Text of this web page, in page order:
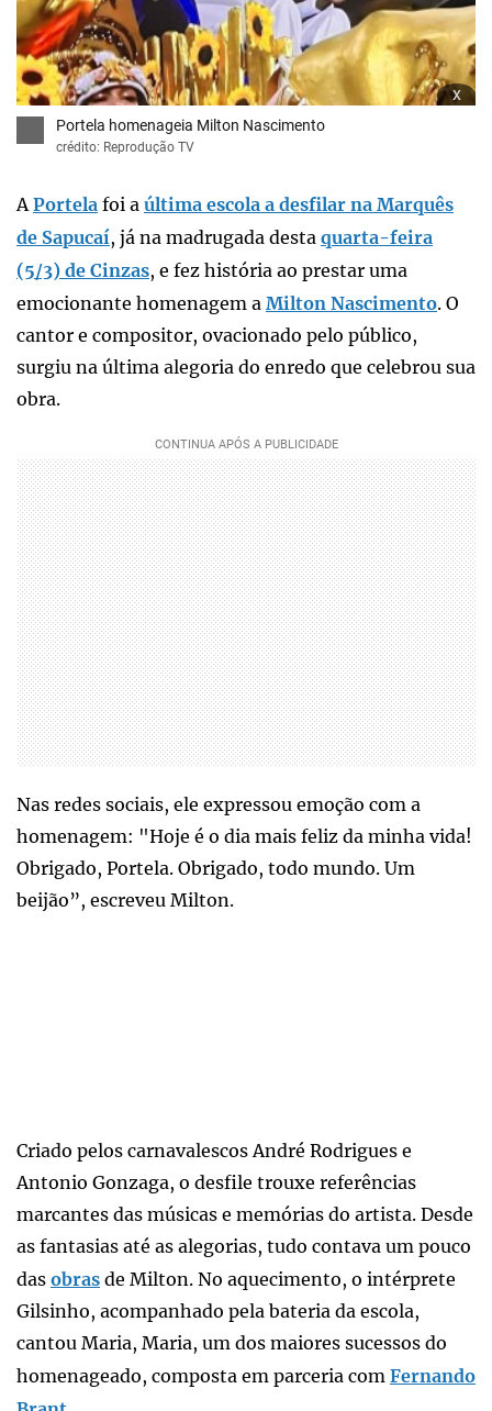
x
Portela homenageia Milton Nascimento
crédito: Reprodução TV
A Portela foi a última escola a desfilar na Marquês
de Sapucaí, já na madrugada desta quarta-feira
(5/3) de Cinzas, e fez história ao prestar uma
emocionante homenagem a Milton Nascimento. O
cantor e compositor, ovacionado pelo público,
surgiu na última alegoria do enredo que celebrou sua
obra.
Nas redes sociais, ele expressou emoção com a
homenagem: "Hoje é o dia mais feliz da minha vida!
Obrigado, Portela. Obrigado, todo mundo. Um
beijão”, escreveu Milton.
Criado pelos carnavalescos André Rodrigues e
Antonio Gonzaga, o desfile trouxe referências
marcantes das músicas e memórias do artista. Desde
as fantasias até as alegorias, tudo contava um pouco
das obras de Milton. No aquecimento, o intérprete
Gilsinho, acompanhado pela bateria da escola,
cantou Maria, Maria, um dos maiores sucessos do
homenageado, composta em parceria com Fernando